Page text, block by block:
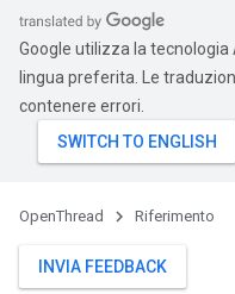
Google utilizza la
lingua preferita. Le
contenere errori.
OpenThread Riferimento
INVIA FEEDBACK